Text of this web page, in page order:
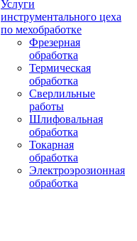
Услуги
инструментального цеха
по мехобработке
Фрезерная
обработка
Термическая
обработка
Сверлильные
работы
Шлифовальная
обработка
Токарная
обработка
Электроэрозионная
обработка